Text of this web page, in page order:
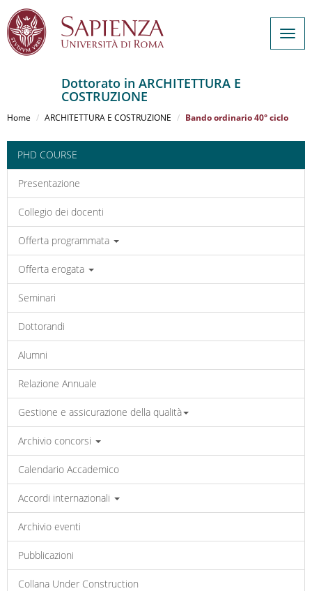
al
principale
Dottorato in ARCHITETTURA E
COSTRUZIONE
Home ARCHITETTURA E COSTRUZIONE Bando ordinario 40° ciclo
PHD COURSE
Presentazione
Collegio dei docenti
Offerta programmata
Offerta erogata
Seminari
Dottorandi
Alumni
Relazione Annuale
Gestione e assicurazione della qualità
Archivio concorsi
Calendario Accademico
Accordi internazionali
Archivio eventi
Pubblicazioni
Collana Under Construction